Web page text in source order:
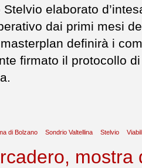
elaborato
dai primi mesi
definirà i
firmato il protocollo
di Bolzano Sondrio Valtellina Stelvio
mostra